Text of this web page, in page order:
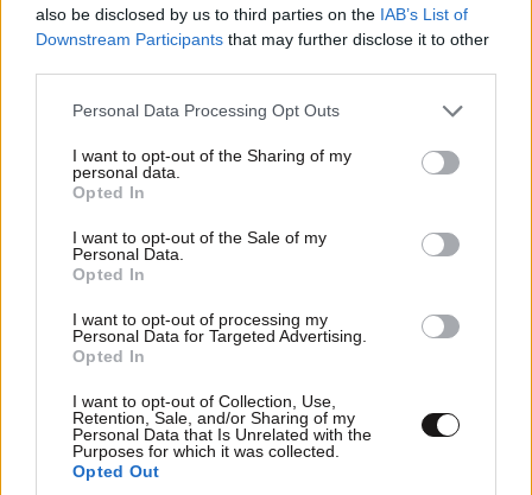
also be disclosed by us to third parties on the IAB’s List of
Downstream Participants that may further disclose it to other
Please note that this website/app uses one or more Google
not limited to your visit or usage behaviour. You may click to
grant or deny consent to Google and its third-party tags to
use your data for below specified purposes in below Google
consent section.
Personal Data Processing Opt Outs
I want to opt-out of the Sharing of my
personal data.
Opted In
I want to opt-out of the Sale of my
Personal Data.
Opted In
I want to opt-out of processing my
Personal Data for Targeted Advertising.
Opted In
I want to opt-out of Collection, Use,
Retention, Sale, and/or Sharing of my
Personal Data that Is Unrelated with the
Purposes for which it was collected.
Opted Out
gm 29·08·2013 19:54
τώρα που έγινα πλούσιος το παίζω
αριστερός
29·08·2013
ή εχει κρυφες χάρες..... ή μιλαμε για μια ακομα που
εκδιδεται χαριν των χρηματων....
Απαντήστε